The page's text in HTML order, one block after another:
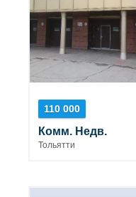
110 000
Комм. Недв.
Тольятти